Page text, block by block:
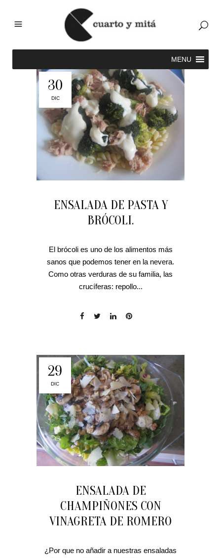
30
DIC
ENSALADA DE PASTA Y
BRÓCOLI.
El brócoli es uno de los alimentos más
sanos que podemos tener en la nevera.
Como otras verduras de su familia, las
crucíferas: repollo...
29
DIC
ENSALADA DE
CHAMPIÑONES CON
VINAGRETA DE ROMERO
¿Por que no añadir a nuestras ensaladas